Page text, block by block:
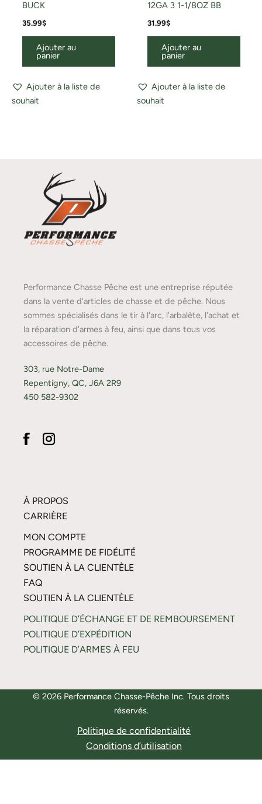
BUCK
35.99$
Ajouter au
panier
Ajouter à la liste de
souhait
12GA 3 1-1/8OZ BB
31.99$
Ajouter au
panier
Ajouter à la liste de
souhait
Performance Chasse Pêche est une entreprise réputée
dans la vente d'articles de chasse et de pêche. Nous
sommes spécialisés dans le tir à l'arc, l'arbalète, l'achat et
la réparation d'armes à feu, ainsi que dans tous vos
accessoires de pêche.
303, rue Notre-Dame
Repentigny, QC, J6A 2R9
450 582-9302
À PROPOS
CARRIÈRE
MON COMPTE
PROGRAMME DE FIDÉLITÉ
SOUTIEN À LA CLIENTÈLE
FAQ
SOUTIEN À LA CLIENTÈLE
POLITIQUE D’ÉCHANGE ET DE REMBOURSEMENT
POLITIQUE D’EXPÉDITION
POLITIQUE D’ARMES À FEU
© 2026 Performance Chasse-Pêche Inc. Tous droits
réservés.
Politique de confidentialité
Conditions d’utilisation